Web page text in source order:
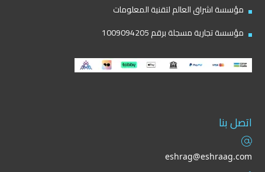
مؤسسة اشراق العالم لتقنية المعلومات
مؤسسة تجارية مسجلة برقم 1009094205
اتصل بنا
eshrag@eshraag.com